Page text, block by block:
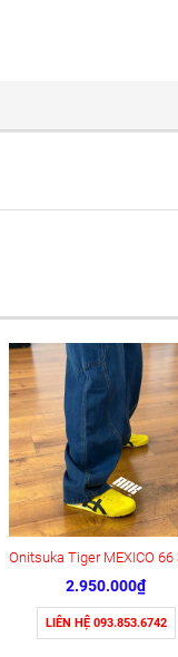
2.950.000₫
LIÊN HỆ 093.853.6742